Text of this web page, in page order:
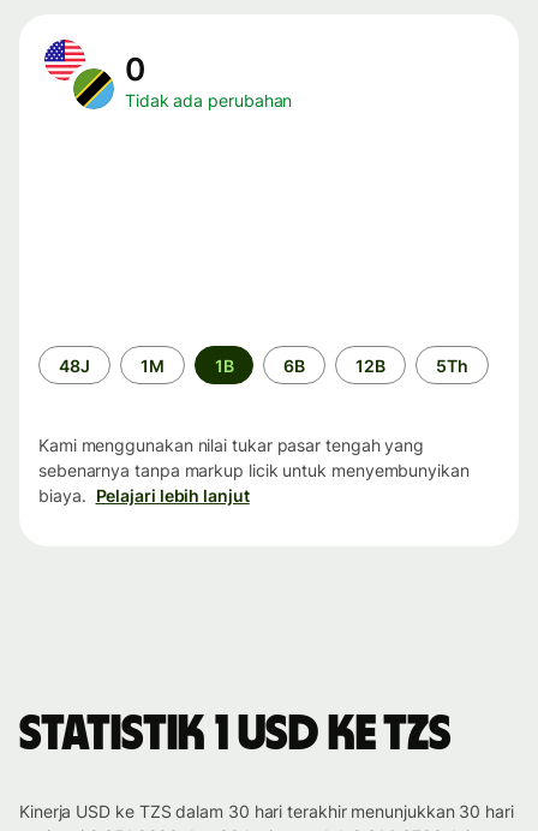
0
Tidak ada perubahan
Periode
waktu
48J 1M 1B 6B 12B 5Th
Kami menggunakan nilai tukar pasar tengah yang
sebenarnya tanpa markup licik untuk menyembunyikan
biaya. Pelajari lebih lanjut
Statistik 1 USD ke TZS
Kinerja USD ke TZS dalam 30 hari terakhir menunjukkan 30 hari